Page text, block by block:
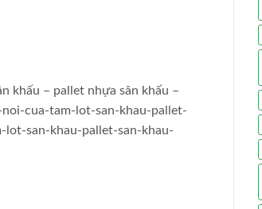
khấu – pallet nhựa sân khấu –
cua-tam-lot-san-khau-pallet-
san-khau-pallet-san-khau-